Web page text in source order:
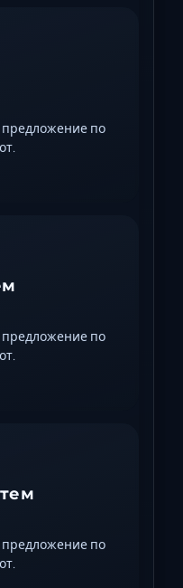
предложение по
предложение по
предложение по